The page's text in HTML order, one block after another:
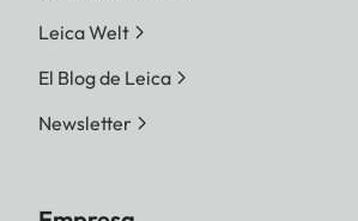
Leica Welt
El Blog de Leica
Newsletter